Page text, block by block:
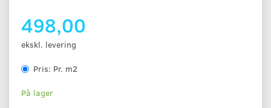
498,00
ekskl. levering
Pris: Pr. m2
På lager